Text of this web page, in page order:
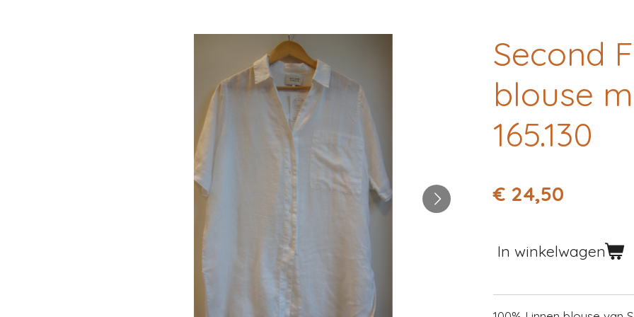
Second
blouse
165.130
€ 24,50
In winkelwagen